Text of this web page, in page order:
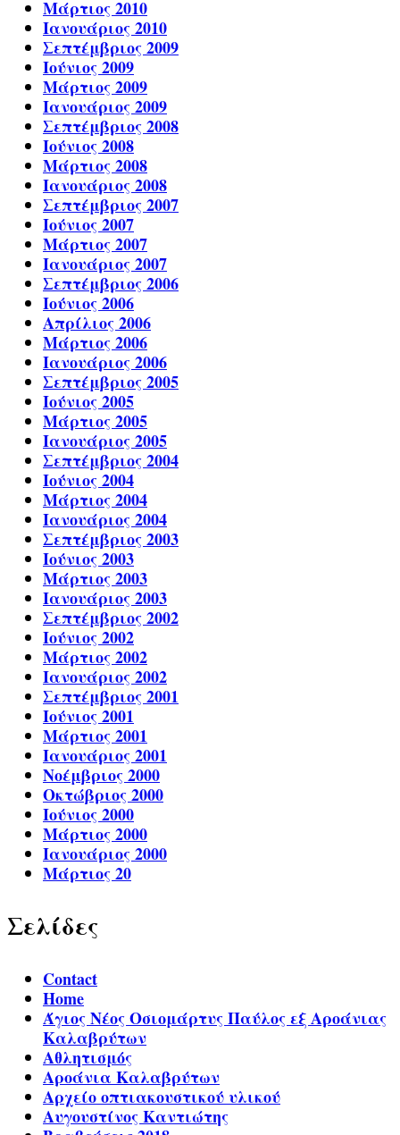
Μάρτιος 2010
Ιανουάριος 2010
Σεπτέμβριος 2009
Ιούνιος 2009
Μάρτιος 2009
Ιανουάριος 2009
Σεπτέμβριος 2008
Ιούνιος 2008
Μάρτιος 2008
Ιανουάριος 2008
Σεπτέμβριος 2007
Ιούνιος 2007
Μάρτιος 2007
Ιανουάριος 2007
Σεπτέμβριος 2006
Ιούνιος 2006
Απρίλιος 2006
Μάρτιος 2006
Ιανουάριος 2006
Σεπτέμβριος 2005
Ιούνιος 2005
Μάρτιος 2005
Ιανουάριος 2005
Σεπτέμβριος 2004
Ιούνιος 2004
Μάρτιος 2004
Ιανουάριος 2004
Σεπτέμβριος 2003
Ιούνιος 2003
Μάρτιος 2003
Ιανουάριος 2003
Σεπτέμβριος 2002
Ιούνιος 2002
Μάρτιος 2002
Ιανουάριος 2002
Σεπτέμβριος 2001
Ιούνιος 2001
Μάρτιος 2001
Ιανουάριος 2001
Νοέμβριος 2000
Οκτώβριος 2000
Ιούνιος 2000
Μάρτιος 2000
Ιανουάριος 2000
Μάρτιος 20
Σελίδες
Contact
Home
Άγιος Νέος Οσιομάρτυς Παύλος εξ Αροάνιας
Καλαβρύτων
Αθλητισμός
Αροάνια Καλαβρύτων
Αρχείο οπτιακουστικού υλικού
Αυγουστίνος Καντιώτης